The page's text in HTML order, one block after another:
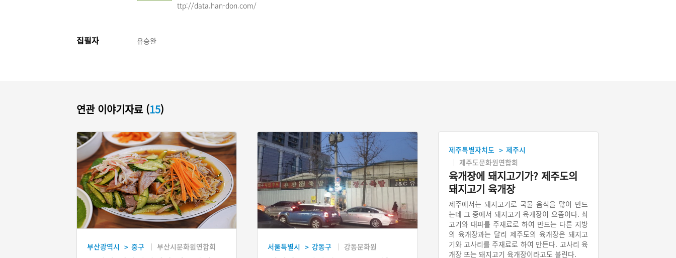
ttp://data.han-don.com/
집필자 유승완
연관 이야기자료 (15)
부산광역시 > 중구 부산시문화원연합회 서울특별시 > 강동구 강동문화원
제주특별자치도 > 제주시
제주도문화원연합회
육개장에 돼지고기가? 제주도의
돼지고기 육개장
제주에서는 돼지고기로 국물 음식을 많이 만드
는데 그 중에서 돼지고기 육개장이 으뜸이다. 쇠
고기와 대파를 주재료로 하여 만드는 다른 지방
의 육개장과는 달리 제주도의 육개장은 돼지고
기와 고사리를 주재료로 하여 만든다. 고사리 육
개장 또는 돼지고기 육개장이라고도 불린다.